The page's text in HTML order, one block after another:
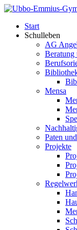
Start
Schulleben
AG
Beratung
Mensa
Paten
Projekte